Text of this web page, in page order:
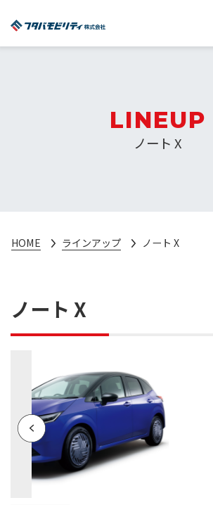
LINEUP
ノート X
HOME ラインアップ ノート X
ノート X